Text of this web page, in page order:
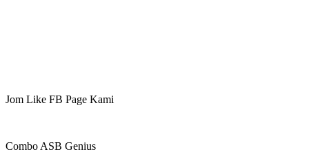
Jom Like FB Page Kami
Combo ASB Genius